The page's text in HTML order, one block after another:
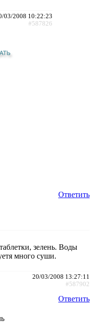
03/2008 10:22:23
#587826
Ответить
зелень. Воды
много суши.
20/03/2008 13:27:11
#587902
Ответить